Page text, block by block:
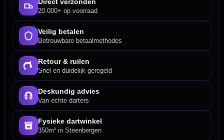
20.000+ op voorraad
Veilig betalen
Betrouwbare betaalmethodes
Retour & ruilen
Snel en duidelijk geregeld
Deskundig advies
Van echte darters
Fysieke dartwinkel
350m² in Steenbergen